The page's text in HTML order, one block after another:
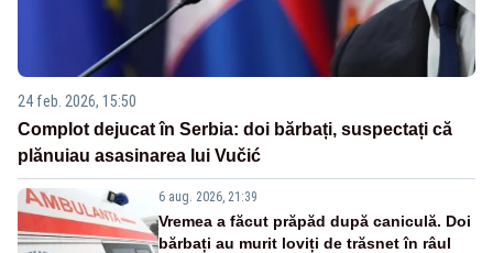
24 feb. 2026, 15:50
Complot dejucat în Serbia: doi bărbați, suspectați că
plănuiau asasinarea lui Vučić
6 aug. 2026, 21:39
Vremea a făcut prăpăd după caniculă. Doi
bărbați au murit loviți de trăsnet în râul